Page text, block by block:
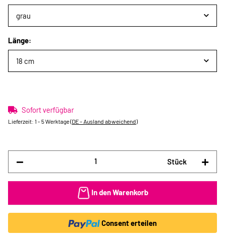
grau
Länge:
18 cm
Sofort verfügbar
Lieferzeit: 1 - 5 Werktage(DE - Ausland abweichend)
Stück
In den Warenkorb
Consent erteilen